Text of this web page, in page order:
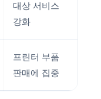
대상 서비스
강화
프린터 부품
판매에 집중